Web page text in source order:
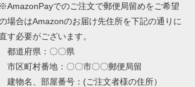
※AmazonPayでのご注文で郵便局留めをご希望
場合はAmazonのお届け先住所を下記の通りに
す必要がございます。
都道府県：〇〇県
市区町村番地：〇〇市〇〇郵便局留
建物名、部屋番号：(ご注文者様の住所）